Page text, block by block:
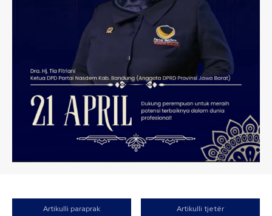
Artikulli paraprak Artikulli tjetër